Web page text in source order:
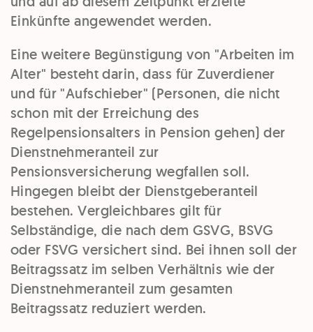
Einkünfte angewendet werden.
Eine weitere Begünstigung von "Arbeiten im
Alter" besteht darin, dass für Zuverdiener
und für "Aufschieber" (Personen, die nicht
schon mit der Erreichung des
Regelpensionsalters in Pension gehen) der
Dienstnehmeranteil zur
Pensionsversicherung wegfallen soll.
Hingegen bleibt der Dienstgeberanteil
bestehen. Vergleichbares gilt für
Selbständige, die nach dem GSVG, BSVG
oder FSVG versichert sind. Bei ihnen soll der
Beitragssatz im selben Verhältnis wie der
Dienstnehmeranteil zum gesamten
Beitragssatz reduziert werden.